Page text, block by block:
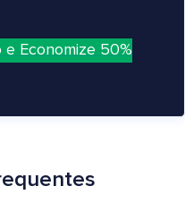
e Economize 50%